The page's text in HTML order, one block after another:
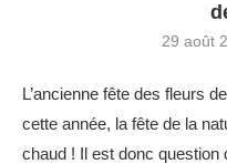
29 août
L’ancienne fête des fleurs
cette année, la fête de la
chaud ! Il est donc question